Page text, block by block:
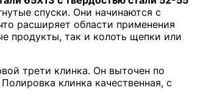
спуски. Они начинаются с
расширяет области применения
продукты, так и колоть щепки или
трети клинка. Он выточен по
клинка качественная, с